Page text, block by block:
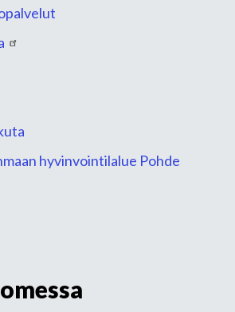
hyvinvointilalue Pohde